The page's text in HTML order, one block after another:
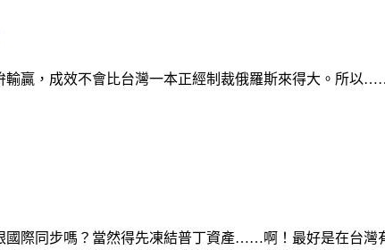
輸贏，成效不會比台灣一本正經制裁俄羅斯來得大。所以
國際同步嗎？當然得先凍結普丁資產……啊！最好是在台